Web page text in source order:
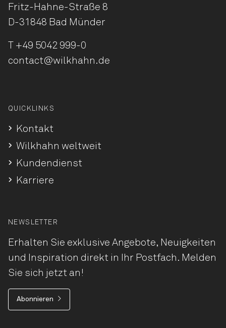
Fritz-Hahne-Straße 8
D-31848 Bad Münder
+49 5042 999-0
contact@wilkhahn.de
QUICKLINKS
Kontakt
Wilkhahn weltweit
Kundendienst
Karriere
NEWSLETTER
Erhalten Sie exklusive Angebote, Neuigkeiten
und Inspiration direkt in Ihr Postfach. Melden
Sie sich jetzt an!
Abonnieren